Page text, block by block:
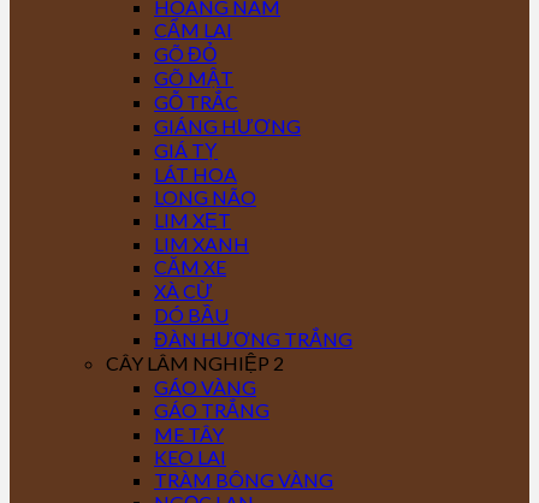
HOÀNG NAM
CẨM LAI
GÕ ĐỎ
GÕ MẬT
GỖ TRẮC
GIÁNG HƯƠNG
GIÁ TỴ
LÁT HOA
LONG NÃO
LIM XẸT
LIM XANH
CĂM XE
XÀ CỪ
DÓ BẦU
ĐÀN HƯƠNG TRẮNG
CÂY LÂM NGHIỆP 2
GÁO VÀNG
GÁO TRẮNG
ME TÂY
KEO LAI
TRÀM BÔNG VÀNG